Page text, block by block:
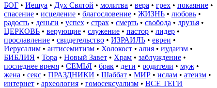
БОГ • Иешуа • Дух Святой • молитва • вера • грех • покаяние •
спасение • исцеление • благословение • ЖИЗНЬ • любовь •
радость • деньги • успех • страх • смерть • свобода • друзья •
ЦЕРКОВЬ • верующие • служение • пастор • лидер •
прославление • свидетельство • ИЗРАИЛЬ • евреи •
Иерусалим • антисемитизм • Холокост • алия • иудаизм •
БИБЛИЯ • Тора • Новый Завет • Храм • заблуждение •
последнее время • СЕМЬЯ • брак • дети • родители • муж •
жена • секс • ПРАЗДНИКИ • Шаббат • МИР • ислам • атеизм •
интернет • археология • гомосексуализм • ВСЕ ТЕГИ